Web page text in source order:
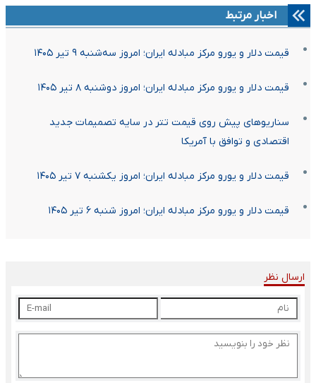
اخبار مرتبط
قیمت دلار و یورو مرکز مبادله ایران؛ امروز سه‌شنبه ۹ تیر ۱۴۰۵
قیمت دلار و یورو مرکز مبادله ایران؛ امروز دوشنبه ۸ تیر ۱۴۰۵
سناریوهای پیش روی قیمت تتر در سایه تصمیمات جدید
اقتصادی و توافق با آمریکا
قیمت دلار و یورو مرکز مبادله ایران؛ امروز یکشنبه ۷ تیر ۱۴۰۵
قیمت دلار و یورو مرکز مبادله ایران؛ امروز شنبه ۶ تیر ۱۴۰۵
ارسال نظر